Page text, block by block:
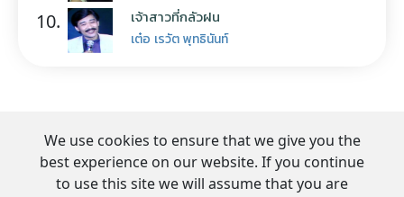
10. เจ้าสาวที่กลัวฝน
เต๋อ เรวัต พุทธินันท์
We use cookies to ensure that we give you the
best experience on our website. If you continue
to use this site we will assume that you are